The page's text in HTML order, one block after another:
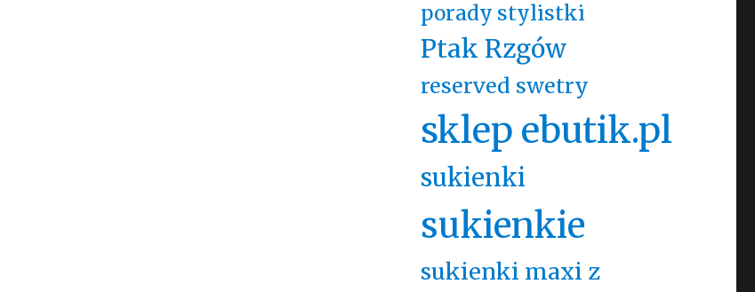
porady stylistki
Ptak Rzgów
reserved swetry
sklep ebutik.pl
sukienki
sukienkie
sukienki maxi z